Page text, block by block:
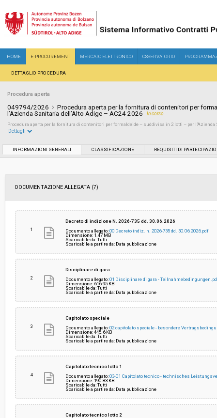
HOME E-PROCUREMENT MERCATO ELETTRONICO OSSERVATORIO
DETTAGLIO PROCEDURA
Procedura aperta
049794/2026
Procedura aperta per la fornitura di contenitori per
l’Azienda Sanitaria dell’Alto Adige – AC24 2026
In corso
Procedura aperta per la fornitura di contenitori per formaldeide – suddivisa in 2 lotti – per l’Azienda
Servizi sociali:
Scelta del contraente:
Valore stimato della procedura: € 1.178.603,25
Responsabile unico di progetto:
Dettagli
INFORMAZIONI GENERALI CLASSIFICAZIONE REQUISITI DI
DOCUMENTAZIONE ALLEGATA (7)
1
Decreto di indizione N. 2026-735 dd. 30.06.2026
Documento allegato:00 Decreto indiz. n. 2026-735 dd. 30.06.2026.pdf
Dimensione: 1.47 MB
Scaricabile da: Tutti
Scaricabile a partire da: Data pubblicazione
2
Disciplinare di gara
Documento allegato:01 Disciplinare di gara -
Dimensione: 616.95 KB
Scaricabile da: Tutti
Scaricabile a partire da: Data pubblicazione
3
Capitolato speciale
Documento allegato:02 capitolato speciale - besondere
Dimensione: 445.6 KB
Scaricabile da: Tutti
Scaricabile a partire da: Data pubblicazione
4
Capitolato tecnico lotto 1
Documento allegato:03-01 Capitolato tecnico - technisches
Dimensione: 190.83 KB
Scaricabile da: Tutti
Scaricabile a partire da: Data pubblicazione
Capitolato tecnico lotto 2